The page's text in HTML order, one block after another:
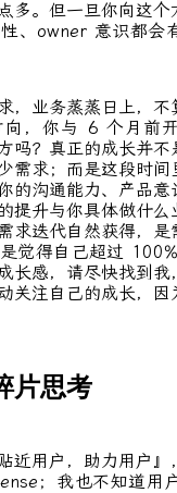
多。但一旦你向这
、owner 意识都会
，业务蒸蒸日上，
向，你与 6 个月前
吗？真正的成长并
需求；而是这段时
的沟通能力、产品
提升与你具体做什么
求迭代自然获得，
觉得自己超过
长感，请尽快找到
关注自己的成长，
片思考
近用户，助力用户』
；我也不知道用